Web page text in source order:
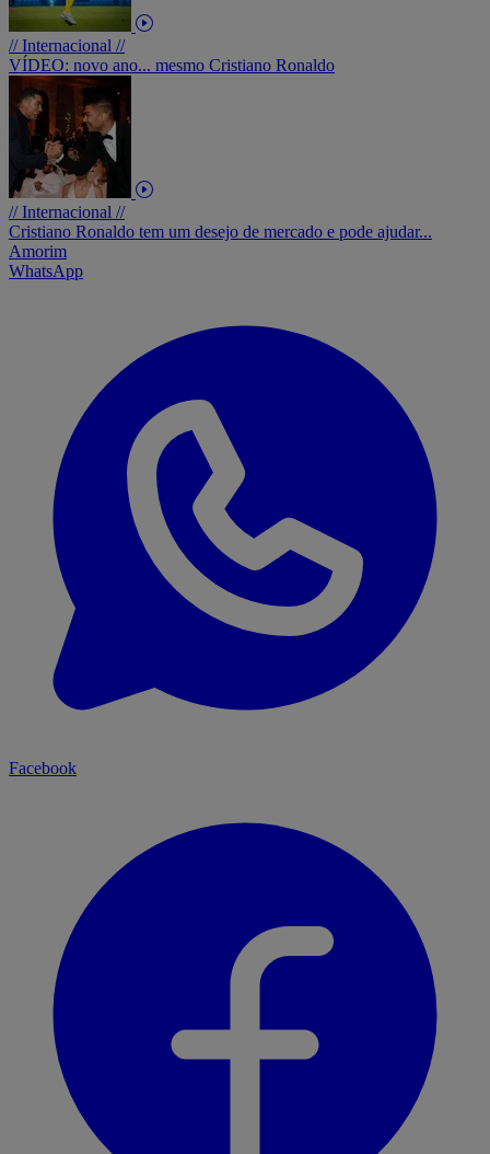
// Internacional //
VÍDEO: novo ano... mesmo Cristiano Ronaldo
// Internacional //
Cristiano Ronaldo tem um desejo de mercado e pode ajudar...
Amorim
WhatsApp
Facebook